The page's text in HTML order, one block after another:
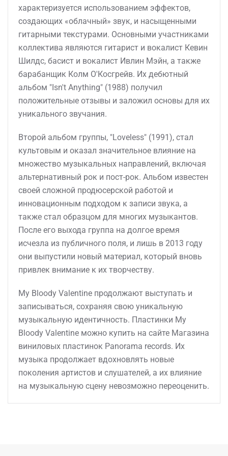
характеризуется использованием эффектов,
создающих «облачный» звук, и насыщенными
гитарными текстурами. Основными участниками
коллектива являются гитарист и вокалист Кевин
Шилдс, басист и вокалист Ивлин Мэйн, а также
барабанщик Колм О'Косгрейв. Их дебютный
альбом "Isn't Anything" (1988) получил
положительные отзывы и заложил основы для их
уникального звучания.
Второй альбом группы, "Loveless" (1991), стал
культовым и оказал значительное влияние на
множество музыкальных направлений, включая
альтернативный рок и пост-рок. Альбом известен
своей сложной продюсерской работой и
инновационным подходом к записи звука, а
также стал образцом для многих музыкантов.
После его выхода группа на долгое время
исчезла из публичного поля, и лишь в 2013 году
они выпустили новый материал, который вновь
привлек внимание к их творчеству.
My Bloody Valentine продолжают выступать и
записываться, сохраняя свою уникальную
музыкальную идентичность. Пластинки My
Bloody Valentine можно купить на сайте Магазина
виниловых пластинок Panorama records. Их
музыка продолжает вдохновлять новые
поколения артистов и слушателей, а их влияние
на музыкальную сцену невозможно переоценить.